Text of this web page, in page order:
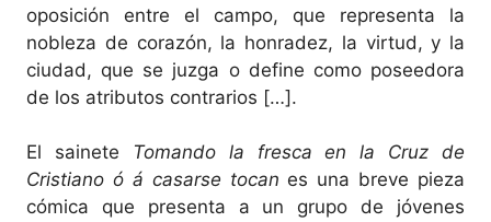
oposición entre el campo, que representa la
nobleza de corazón, la honradez, la virtud, y la
ciudad, que se juzga o define como poseedora
de los atributos contrarios […].
El sainete Tomando la fresca en la Cruz de
Cristiano ó á casarse tocan es una breve pieza
cómica que presenta a un grupo de jóvenes